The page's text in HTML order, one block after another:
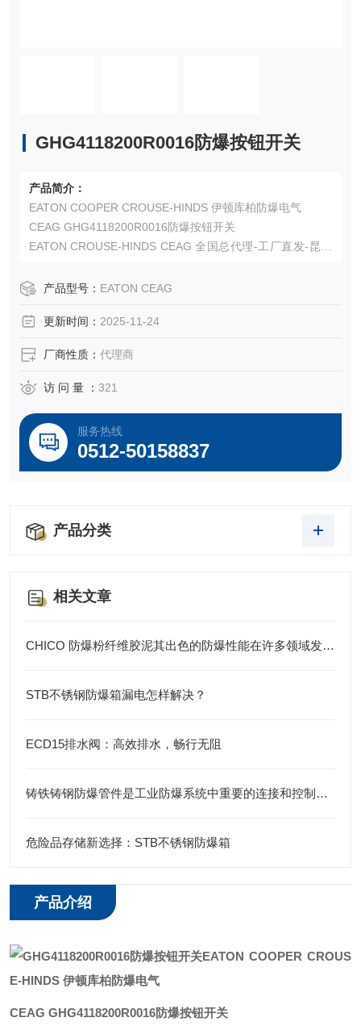
GHG4118200R0016防爆按钮开关
产品简介：
EATON COOPER CROUSE-HINDS 伊顿库柏防爆电气
CEAG GHG4118200R0016防爆按钮开关
EATON CROUSE-HINDS CEAG 全国总代理-工厂直发-昆山
产品型号： EATON CEAG
更新时间： 2025-11-24
厂商性质： 代理商
访 问 量 ： 321
服务热线
0512-50158837
产品分类
相关文章
CHICO 防爆粉纤维胶泥其出色的防爆性能在许多领域发挥着重要的作用
STB不锈钢防爆箱漏电怎样解决？
ECD15排水阀：高效排水，畅行无阻
铸铁铸钢防爆管件是工业防爆系统中重要的连接和控制元件
危险品存储新选择：STB不锈钢防爆箱
产品介绍
EATON COOPER CROUS
E-HINDS 伊顿库柏防爆电气
CEAG GHG4118200R0016防爆按钮开关